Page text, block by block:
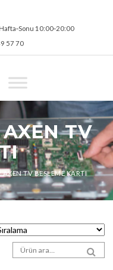
10:00‑20:00
57 70
TV
TV BESLEME KARTI
Arama sonuçları: